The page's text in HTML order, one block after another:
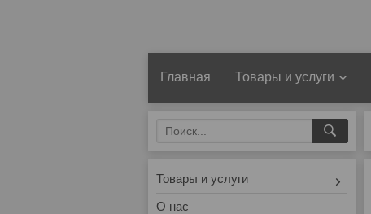
Главная Товары и услуги
Товары и услуги
О нас